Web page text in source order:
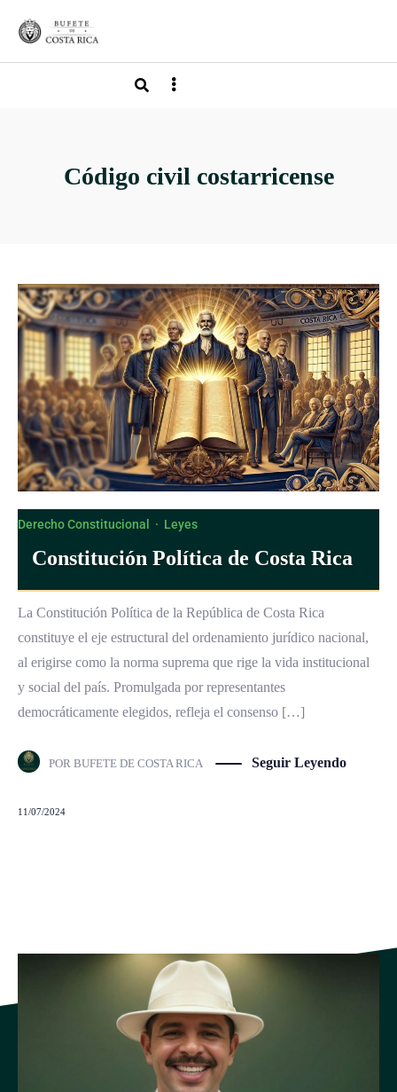
Código civil costarricense
Derecho Constitucional · Leyes
Constitución Política de Costa Rica
La Constitución Política de la República de Costa Rica
constituye el eje estructural del ordenamiento jurídico nacional,
al erigirse como la norma suprema que rige la vida institucional
y social del país. Promulgada por representantes
democráticamente elegidos, refleja el consenso […]
POR BUFETE DE COSTA RICA Seguir Leyendo
11/07/2024